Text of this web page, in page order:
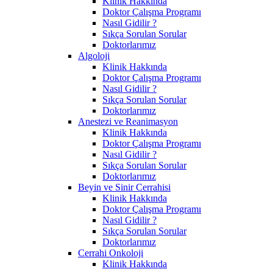
Doktor Çalışma Programı
Nasıl Gidilir ?
Sıkça Sorulan Sorular
Doktorlarımız
Algoloji
Klinik Hakkında
Doktor Çalışma Programı
Nasıl Gidilir ?
Sıkça Sorulan Sorular
Doktorlarımız
Anestezi ve Reanimasyon
Klinik Hakkında
Doktor Çalışma Programı
Nasıl Gidilir ?
Sıkça Sorulan Sorular
Doktorlarımız
Beyin ve Sinir Cerrahisi
Klinik Hakkında
Doktor Çalışma Programı
Nasıl Gidilir ?
Sıkça Sorulan Sorular
Doktorlarımız
Cerrahi Onkoloji
Klinik Hakkında